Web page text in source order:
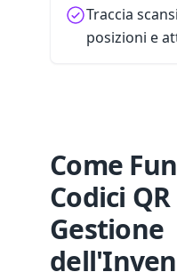
Traccia
posizioni e
Come
Codici
Gestione